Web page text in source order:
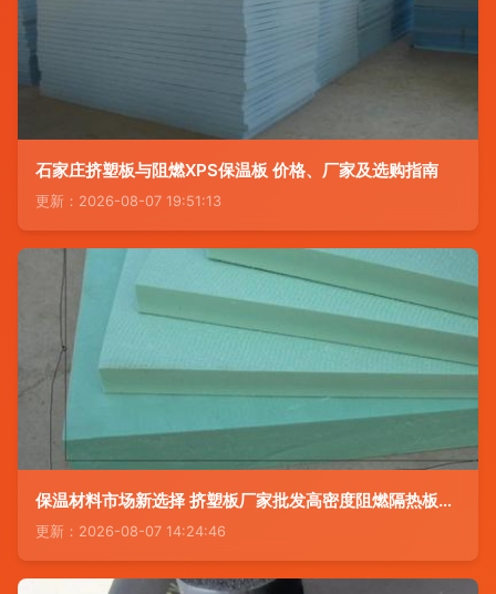
石家庄挤塑板与阻燃XPS保温板 价格、厂家及选购指南
更新：2026-08-07 19:51:13
保温材料市场新选择 挤塑板厂家批发高密度阻燃隔热板成主流
更新：2026-08-07 14:24:46